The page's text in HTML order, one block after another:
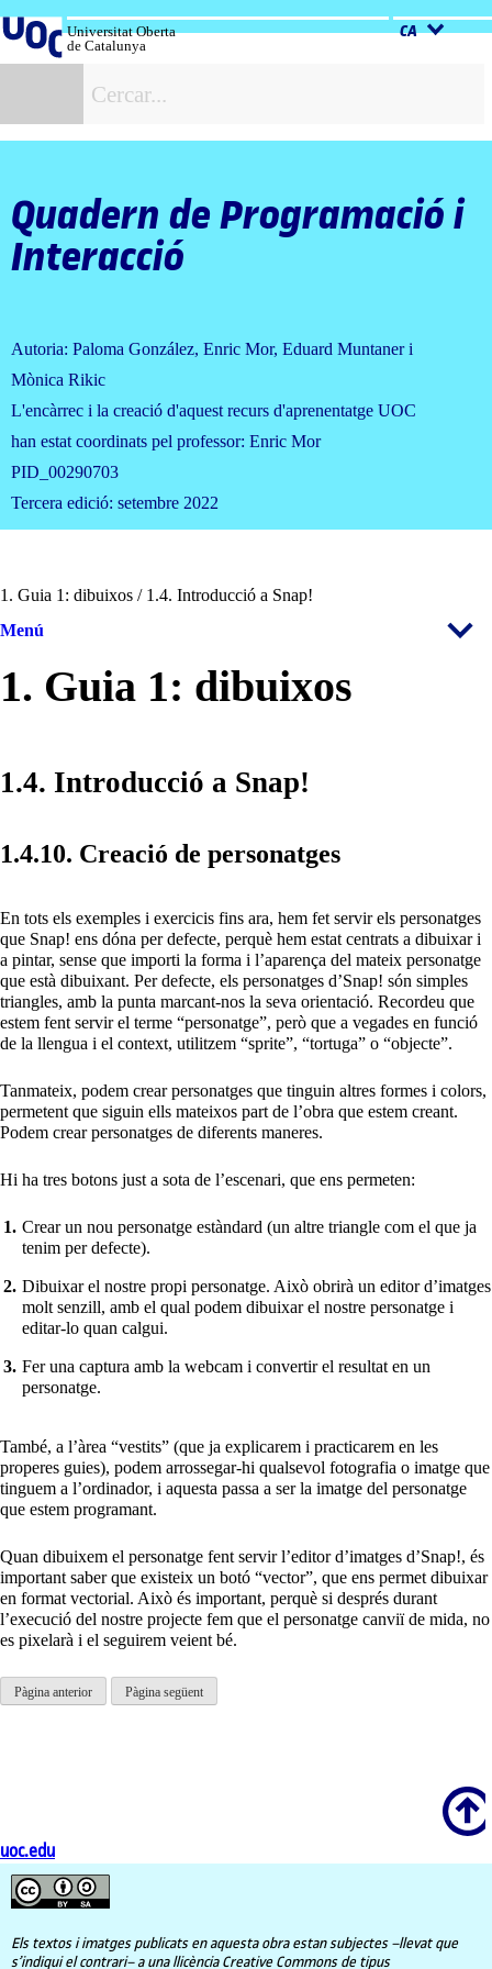
al
contingut
Universitat Oberta
de Catalunya
CA
Quadern de Programació i
Interacció
Autoria: Paloma González, Enric Mor, Eduard Muntaner i
Mònica Rikic
L'encàrrec i la creació d'aquest recurs d'aprenentatge UOC
han estat coordinats pel professor: Enric Mor
PID_00290703
Tercera edició: setembre 2022
1. Guia 1: dibuixos / 1.4. Introducció a Snap!
Menú
1. Guia 1: dibuixos
1.4. Introducció a Snap!
1.4.10. Creació de personatges
En tots els exemples i exercicis fins ara, hem fet servir els personatges
que Snap! ens dóna per defecte, perquè hem estat centrats a dibuixar i
a pintar, sense que importi la forma i l’aparença del mateix personatge
que està dibuixant. Per defecte, els personatges d’Snap! són simples
triangles, amb la punta marcant-nos la seva orientació. Recordeu que
estem fent servir el terme “personatge”, però que a vegades en funció
de la llengua i el context, utilitzem “sprite”, “tortuga” o “objecte”.
Tanmateix, podem crear personatges que tinguin altres formes i colors,
permetent que siguin ells mateixos part de l’obra que estem creant.
Podem crear personatges de diferents maneres.
Hi ha tres botons just a sota de l’escenari, que ens permeten:
Crear un nou personatge estàndard (un altre triangle com el que ja
tenim per defecte).
Dibuixar el nostre propi personatge. Això obrirà un editor d’imatges
molt senzill, amb el qual podem dibuixar el nostre personatge i
editar-lo quan calgui.
Fer una captura amb la webcam i convertir el resultat en un
personatge.
També, a l’àrea “vestits” (que ja explicarem i practicarem en les
properes guies), podem arrossegar-hi qualsevol fotografia o imatge que
tinguem a l’ordinador, i aquesta passa a ser la imatge del personatge
que estem programant.
Quan dibuixem el personatge fent servir l’editor d’imatges d’Snap!, és
important saber que existeix un botó “vector”, que ens permet dibuixar
en format vectorial. Això és important, perquè si després durant
l’execució del nostre projecte fem que el personatge canviï de mida, no
es pixelarà i el seguirem veient bé.
Pàgina anterior Pàgina següent
Scroll
uoc.edu
Els textos i imatges publicats en aquesta obra estan subjectes –llevat que
s’indiqui el contrari– a una llicència Creative Commons de tipus